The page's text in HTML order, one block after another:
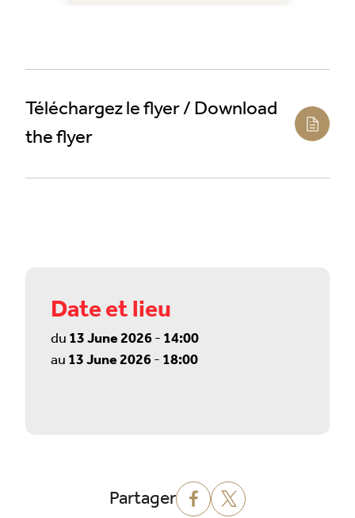
Téléchargez le flyer / Download
the flyer
Date et lieu
du13 June 2026-14:00
au13 June 2026-18:00
Partager